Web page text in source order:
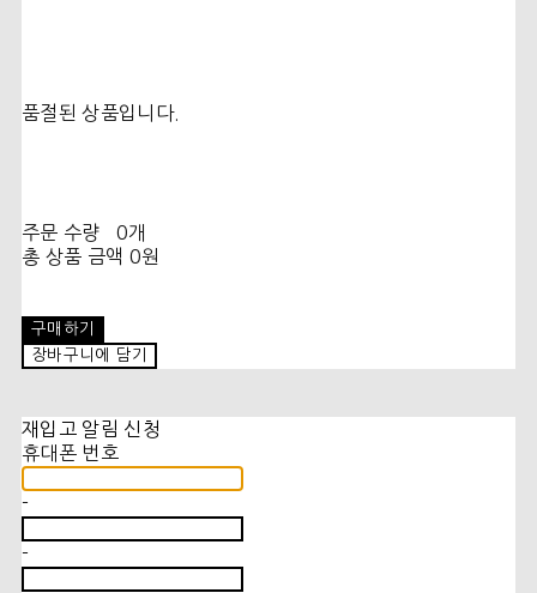
품절된 상품입니다.
주문 수량
0개
총 상품 금액 0원
구매하기
장바구니에 담기
재입고 알림 신청
휴대폰 번호
-
-